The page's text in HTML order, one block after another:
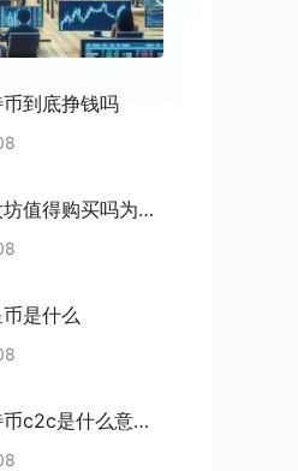
币到底挣钱吗
以太坊值得购买吗为什么
是什么
比特币c2c是什么意思啊多少钱